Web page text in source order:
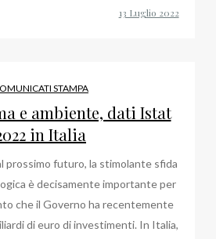
STAMPA
e ambiente, dati Istat
in Italia
prossimo futuro, la stimolante sfida
è decisamente importante per
che il Governo ha recentemente
di euro di investimenti. In Italia,